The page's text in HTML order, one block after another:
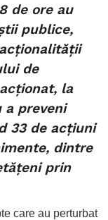
de ore au
publice,
de
la
preveni
33 de acțiuni
dintre
prin
care au perturbat